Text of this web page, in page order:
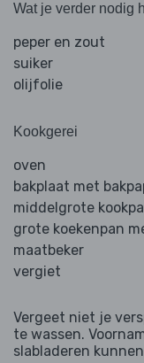
Wat je verder nodig
peper en zout
suiker
olijfolie
Kookgerei
oven
bakplaat met
middelgrote
grote koekenpan
maatbeker
vergiet
Vergeet niet je
te wassen.
slabladeren